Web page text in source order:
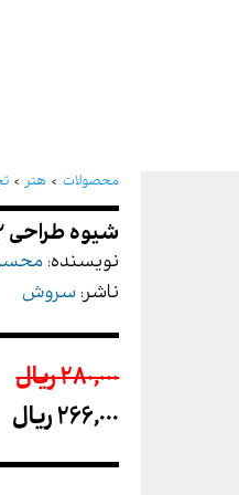
محصولات هنر
نویسنده:
ناشر: سروش
280,000 ريال
266,000 ريال